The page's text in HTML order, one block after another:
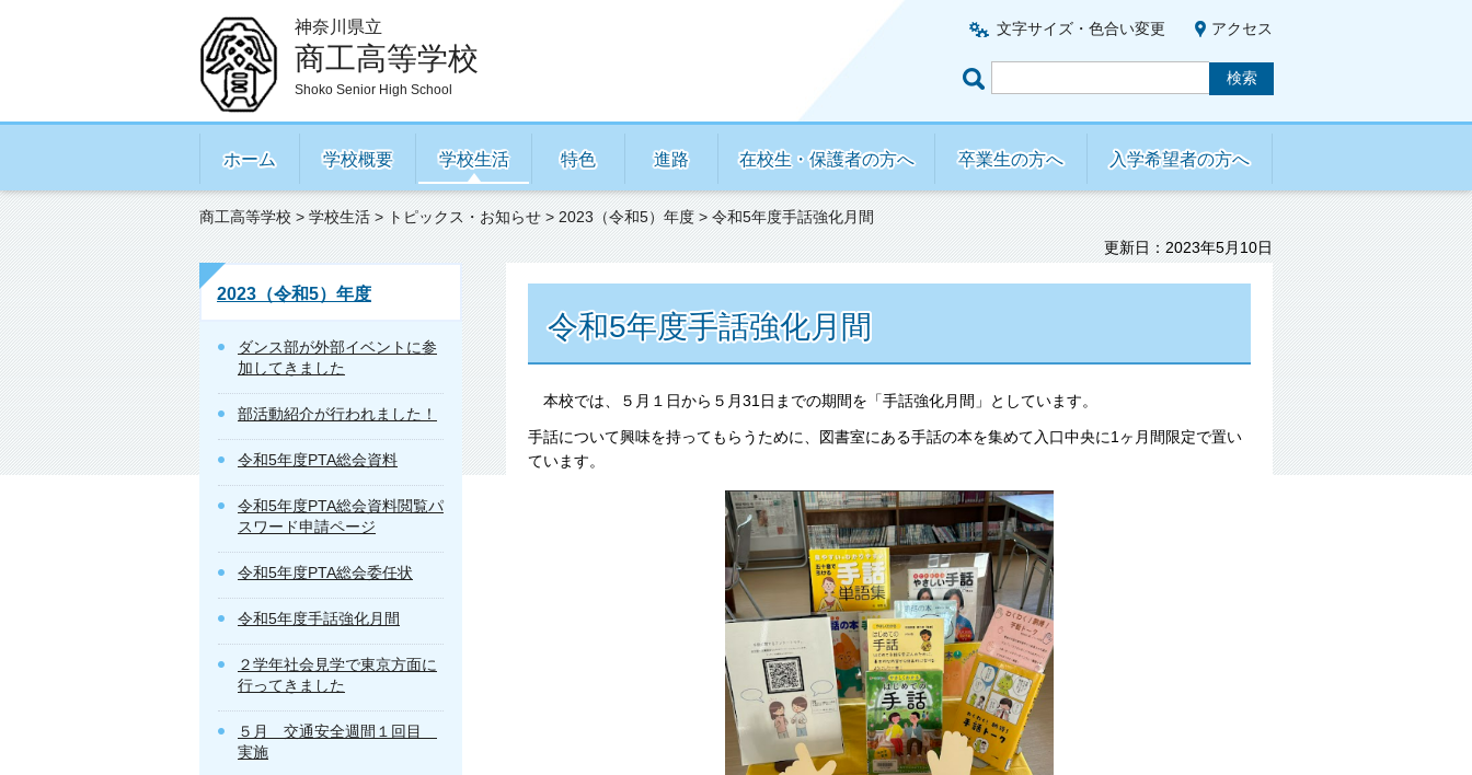
神奈川県立
商工高等学校
Shoko Senior High School
文字サイズ・色合い変更 アクセス
ホーム 学校概要 学校生活 特色 進路 在校生・保護者の方へ 卒業生の方へ 入学希望者の方へ
商工高等学校 > 学校生活 > トピックス・お知らせ > 2023（令和5）年度 > 令和5年度手話強化月間
更新日：2023年5月10日
2023（令和5）年度
ダンス部が外部イベントに参
加してきました
部活動紹介が行われました！
令和5年度PTA総会資料
令和5年度PTA総会資料閲覧パ
スワード申請ページ
令和5年度PTA総会委任状
令和5年度手話強化月間
２学年社会見学で東京方面に
行ってきました
５月 交通安全週間１回目
実施
令和5年度手話強化月間
本校では、５月１日から５月31日までの期間を「手話強化月間」としています。
手話について興味を持ってもらうために、図書室にある手話の本を集めて入口中央に1ヶ月間限定で置い
ています。